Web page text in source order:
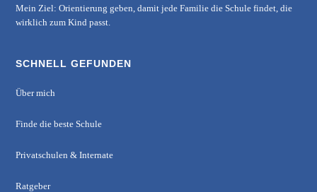
Mein Ziel: Orientierung geben, damit jede Familie die Schule findet, die
wirklich zum Kind passt.
SCHNELL GEFUNDEN
Über mich
Finde die beste Schule
Privatschulen & Internate
Ratgeber